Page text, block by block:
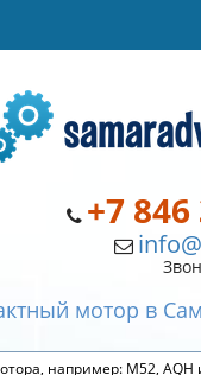
+7
мотор в